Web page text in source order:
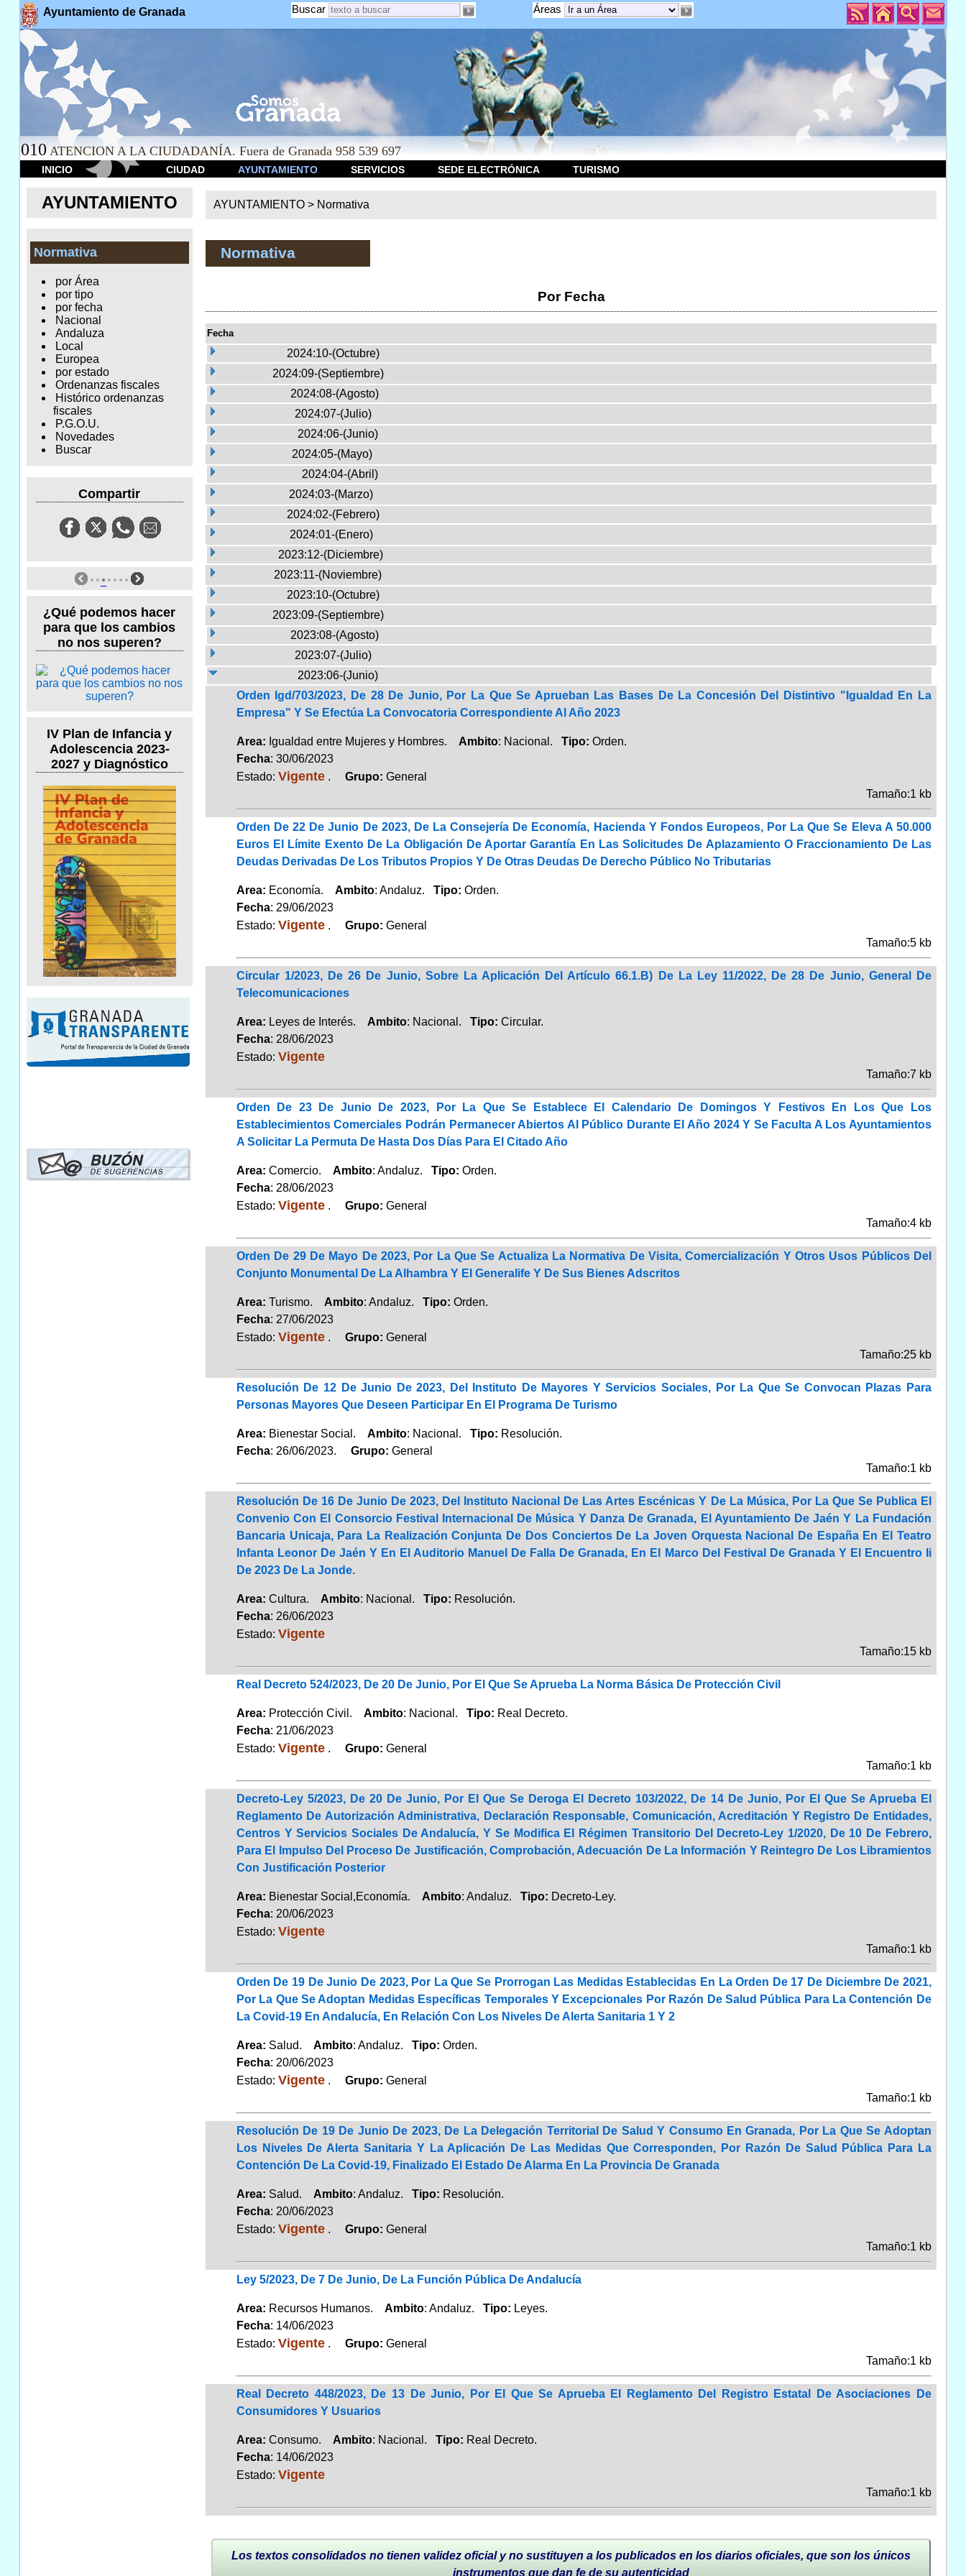
Ayuntamiento de Granada Áreas
Buscar
010 ATENCION A LA CIUDADANÍA. Fuera de Granada 958 539 697
INICIO CIUDAD AYUNTAMIENTO SERVICIOS SEDE ELECTRÓNICA TURISMO
AYUNTAMIENTO
Normativa
por Área
por tipo
por fecha
Nacional
Andaluza
Local
Europea
por estado
Ordenanzas fiscales
Histórico ordenanzas
fiscales
P.G.O.U.
Novedades
Buscar
Compartir
¿Qué podemos hacer
para que los cambios
no nos superen?
IV Plan de Infancia y
Adolescencia 2023-
2027 y Diagnóstico
AYUNTAMIENTO > Normativa
Normativa
Por Fecha
Fecha
2024:10-(Octubre)
2024:09-(Septiembre)
2024:08-(Agosto)
2024:07-(Julio)
2024:06-(Junio)
2024:05-(Mayo)
2024:04-(Abril)
2024:03-(Marzo)
2024:02-(Febrero)
2024:01-(Enero)
2023:12-(Diciembre)
2023:11-(Noviembre)
2023:10-(Octubre)
2023:09-(Septiembre)
2023:08-(Agosto)
2023:07-(Julio)
2023:06-(Junio)
Orden Igd/703/2023, De 28 De Junio, Por La Que Se Aprueban Las Bases De La Concesión Del Distintivo "Igualdad En La
Empresa" Y Se Efectúa La Convocatoria Correspondiente Al Año 2023
Area: Igualdad entre Mujeres y Hombres. Ambito: Nacional. Tipo: Orden.
Fecha: 30/06/2023
Estado: Vigente. Grupo: General
Tamaño:1 kb
Orden De 22 De Junio De 2023, De La Consejería De Economía, Hacienda Y Fondos Europeos, Por La Que Se Eleva A 50.000
Euros El Límite Exento De La Obligación De Aportar Garantía En Las Solicitudes De Aplazamiento O Fraccionamiento De Las
Deudas Derivadas De Los Tributos Propios Y De Otras Deudas De Derecho Público No Tributarias
Area: Economía. Ambito: Andaluz. Tipo: Orden.
Fecha: 29/06/2023
Estado: Vigente. Grupo: General
Tamaño:5 kb
Circular 1/2023, De 26 De Junio, Sobre La Aplicación Del Artículo 66.1.B) De La Ley 11/2022, De 28 De Junio, General De
Telecomunicaciones
Area: Leyes de Interés. Ambito: Nacional. Tipo: Circular.
Fecha: 28/06/2023
Estado: Vigente
Tamaño:7 kb
Orden De 23 De Junio De 2023, Por La Que Se Establece El Calendario De Domingos Y Festivos En Los Que Los
Establecimientos Comerciales Podrán Permanecer Abiertos Al Público Durante El Año 2024 Y Se Faculta A Los Ayuntamientos
A Solicitar La Permuta De Hasta Dos Días Para El Citado Año
Area: Comercio. Ambito: Andaluz. Tipo: Orden.
Fecha: 28/06/2023
Estado: Vigente. Grupo: General
Tamaño:4 kb
Orden De 29 De Mayo De 2023, Por La Que Se Actualiza La Normativa De Visita, Comercialización Y Otros Usos Públicos Del
Conjunto Monumental De La Alhambra Y El Generalife Y De Sus Bienes Adscritos
Area: Turismo. Ambito: Andaluz. Tipo: Orden.
Fecha: 27/06/2023
Estado: Vigente. Grupo: General
Tamaño:25 kb
Resolución De 12 De Junio De 2023, Del Instituto De Mayores Y Servicios Sociales, Por La Que Se Convocan Plazas Para
Personas Mayores Que Deseen Participar En El Programa De Turismo
Area: Bienestar Social. Ambito: Nacional. Tipo: Resolución.
Fecha: 26/06/2023. Grupo: General
Tamaño:1 kb
Resolución De 16 De Junio De 2023, Del Instituto Nacional De Las Artes Escénicas Y De La Música, Por La Que Se Publica El
Convenio Con El Consorcio Festival Internacional De Música Y Danza De Granada, El Ayuntamiento De Jaén Y La Fundación
Bancaria Unicaja, Para La Realización Conjunta De Dos Conciertos De La Joven Orquesta Nacional De España En El Teatro
Infanta Leonor De Jaén Y En El Auditorio Manuel De Falla De Granada, En El Marco Del Festival De Granada Y El Encuentro Ii
De 2023 De La Jonde.
Area: Cultura. Ambito: Nacional. Tipo: Resolución.
Fecha: 26/06/2023
Estado: Vigente
Tamaño:15 kb
Real Decreto 524/2023, De 20 De Junio, Por El Que Se Aprueba La Norma Básica De Protección Civil
Area: Protección Civil. Ambito: Nacional. Tipo: Real Decreto.
Fecha: 21/06/2023
Estado: Vigente. Grupo: General
Tamaño:1 kb
Decreto-Ley 5/2023, De 20 De Junio, Por El Que Se Deroga El Decreto 103/2022, De 14 De Junio, Por El Que Se Aprueba El
Reglamento De Autorización Administrativa, Declaración Responsable, Comunicación, Acreditación Y Registro De Entidades,
Centros Y Servicios Sociales De Andalucía, Y Se Modifica El Régimen Transitorio Del Decreto-Ley 1/2020, De 10 De Febrero,
Para El Impulso Del Proceso De Justificación, Comprobación, Adecuación De La Información Y Reintegro De Los Libramientos
Con Justificación Posterior
Area: Bienestar Social,Economía. Ambito: Andaluz. Tipo: Decreto-Ley.
Fecha: 20/06/2023
Estado: Vigente
Tamaño:1 kb
Orden De 19 De Junio De 2023, Por La Que Se Prorrogan Las Medidas Establecidas En La Orden De 17 De Diciembre De 2021,
Por La Que Se Adoptan Medidas Específicas Temporales Y Excepcionales Por Razón De Salud Pública Para La Contención De
La Covid-19 En Andalucía, En Relación Con Los Niveles De Alerta Sanitaria 1 Y 2
Area: Salud. Ambito: Andaluz. Tipo: Orden.
Fecha: 20/06/2023
Estado: Vigente. Grupo: General
Tamaño:1 kb
Resolución De 19 De Junio De 2023, De La Delegación Territorial De Salud Y Consumo En Granada, Por La Que Se Adoptan
Los Niveles De Alerta Sanitaria Y La Aplicación De Las Medidas Que Corresponden, Por Razón De Salud Pública Para La
Contención De La Covid-19, Finalizado El Estado De Alarma En La Provincia De Granada
Area: Salud. Ambito: Andaluz. Tipo: Resolución.
Fecha: 20/06/2023
Estado: Vigente. Grupo: General
Tamaño:1 kb
Ley 5/2023, De 7 De Junio, De La Función Pública De Andalucía
Area: Recursos Humanos. Ambito: Andaluz. Tipo: Leyes.
Fecha: 14/06/2023
Estado: Vigente. Grupo: General
Tamaño:1 kb
Real Decreto 448/2023, De 13 De Junio, Por El Que Se Aprueba El Reglamento Del Registro Estatal De Asociaciones De
Consumidores Y Usuarios
Area: Consumo. Ambito: Nacional. Tipo: Real Decreto.
Fecha: 14/06/2023
Estado: Vigente
Tamaño:1 kb
Los textos consolidados no tienen validez oficial y no sustituyen a los publicados en los diarios oficiales, que son los únicos
instrumentos que dan fe de su autenticidad